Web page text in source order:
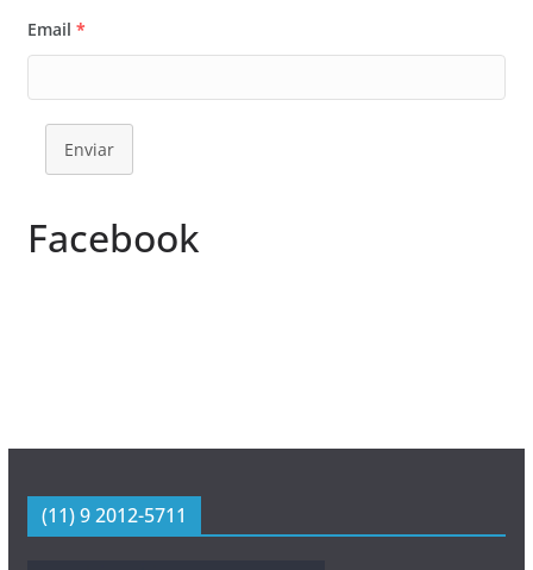
Email *
Enviar
Facebook
(11) 9 2012-5711